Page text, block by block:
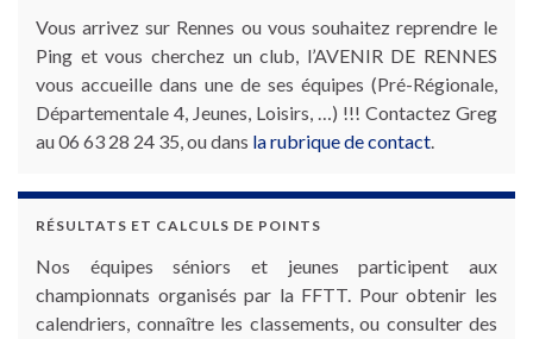
Vous arrivez sur Rennes ou vous souhaitez reprendre le
Ping et vous cherchez un club, l’AVENIR DE RENNES
vous accueille dans une de ses équipes (Pré-Régionale,
Départementale 4, Jeunes, Loisirs, …) !!! Contactez Greg
au 06 63 28 24 35, ou dans la rubrique de contact.
RÉSULTATS ET CALCULS DE POINTS
Nos équipes séniors et jeunes participent aux
championnats organisés par la FFTT. Pour obtenir les
calendriers, connaître les classements, ou consulter des